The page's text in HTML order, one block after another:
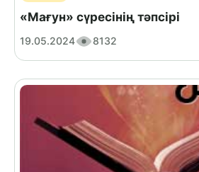
«Мағун» сүресінің тәпсірі
19.05.2024 8132